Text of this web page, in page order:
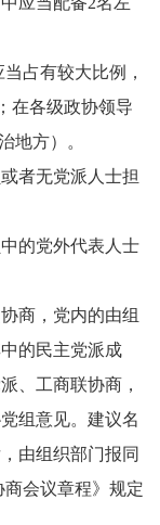
占有较大比例，
在各级政协领导
地方）。
者无党派人士担
的党外代表人士
商，党内的由组
的民主党派成
、工商联协商，
组意见。建议名
由组织部门报同
会议章程》规定